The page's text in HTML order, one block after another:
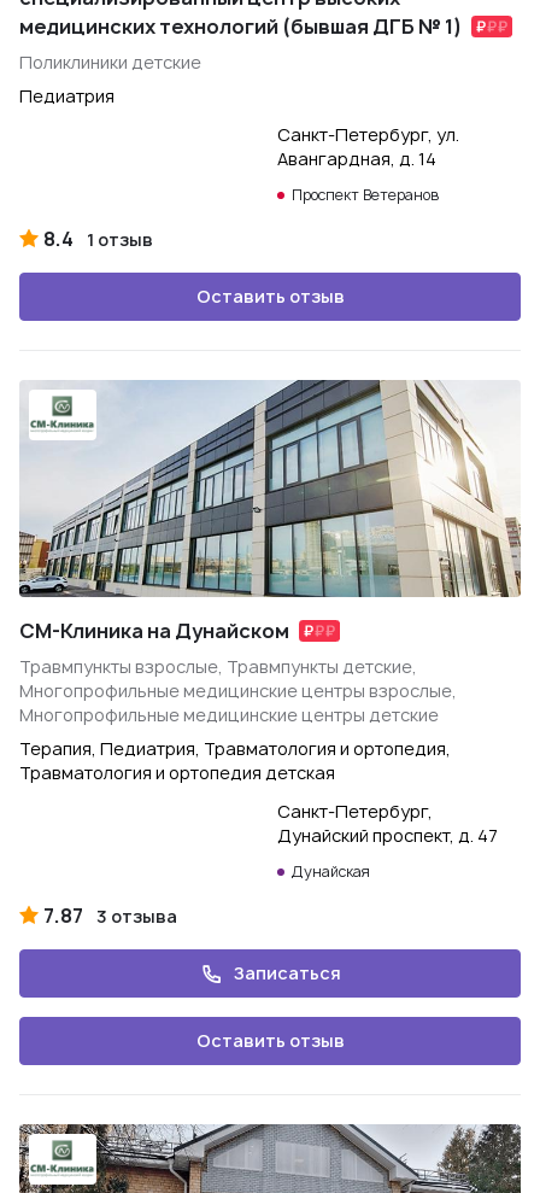
медицинских технологий (бывшая ДГБ № 1)
Поликлиники детские
Педиатрия
Санкт-Петербург, ул.
Авангардная, д. 14
Проспект Ветеранов
8.4 1 отзыв
Оставить отзыв
СМ-Клиника на Дунайском
Травмпункты взрослые, Травмпункты детские,
Многопрофильные медицинские центры взрослые,
Многопрофильные медицинские центры детские
Терапия, Педиатрия, Травматология и ортопедия,
Травматология и ортопедия детская
Санкт-Петербург,
Дунайский проспект, д. 47
Дунайская
7.87 3 отзыва
Записаться
Оставить отзыв